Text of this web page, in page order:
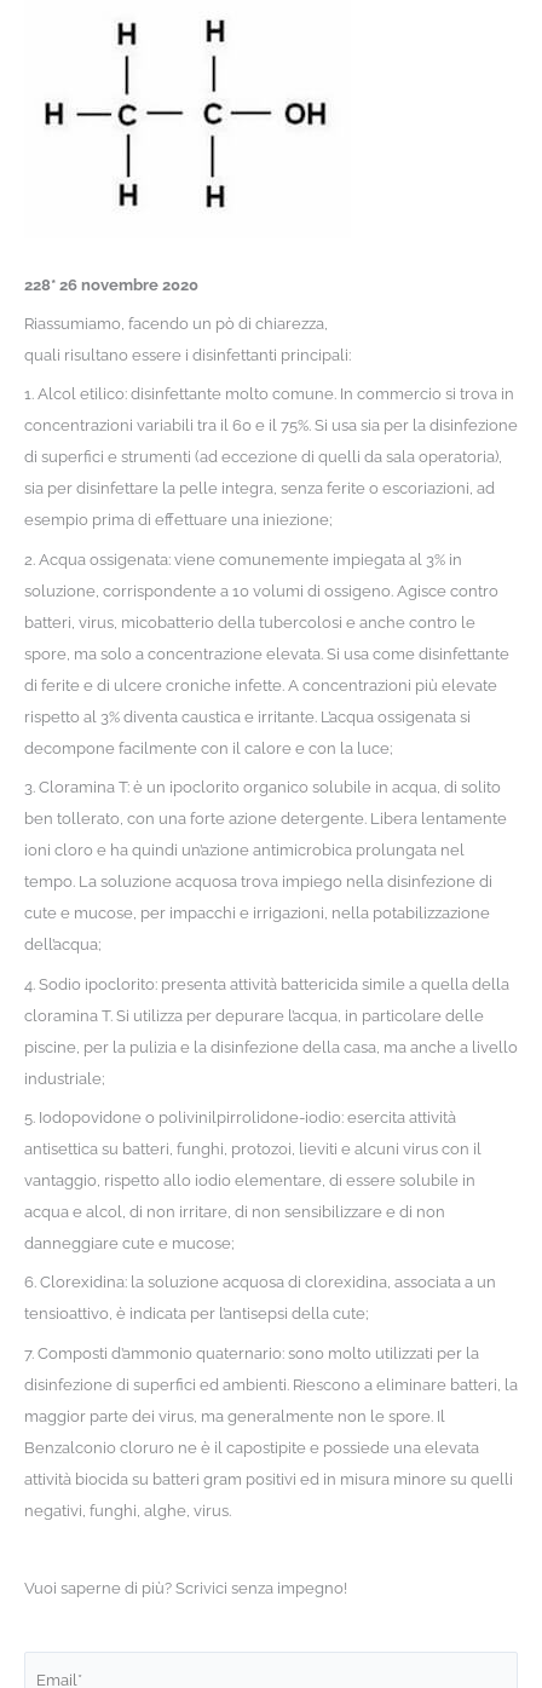
228* 26 novembre 2020
Riassumiamo, facendo un pò di chiarezza,
quali risultano essere i disinfettanti principali:
1. Alcol etilico: disinfettante molto comune. In commercio si trova in
concentrazioni variabili tra il 60 e il 75%. Si usa sia per la disinfezione
di superfici e strumenti (ad eccezione di quelli da sala operatoria),
sia per disinfettare la pelle integra, senza ferite o escoriazioni, ad
esempio prima di effettuare una iniezione;
2. Acqua ossigenata: viene comunemente impiegata al 3% in
soluzione, corrispondente a 10 volumi di ossigeno. Agisce contro
batteri, virus, micobatterio della tubercolosi e anche contro le
spore, ma solo a concentrazione elevata. Si usa come disinfettante
di ferite e di ulcere croniche infette. A concentrazioni più elevate
rispetto al 3% diventa caustica e irritante. L’acqua ossigenata si
decompone facilmente con il calore e con la luce;
3. Cloramina T: è un ipoclorito organico solubile in acqua, di solito
ben tollerato, con una forte azione detergente. Libera lentamente
ioni cloro e ha quindi un’azione antimicrobica prolungata nel
tempo. La soluzione acquosa trova impiego nella disinfezione di
cute e mucose, per impacchi e irrigazioni, nella potabilizzazione
dell’acqua;
4. Sodio ipoclorito: presenta attività battericida simile a quella della
cloramina T. Si utilizza per depurare l’acqua, in particolare delle
piscine, per la pulizia e la disinfezione della casa, ma anche a livello
industriale;
5. Iodopovidone o polivinilpirrolidone-iodio: esercita attività
antisettica su batteri, funghi, protozoi, lieviti e alcuni virus con il
vantaggio, rispetto allo iodio elementare, di essere solubile in
acqua e alcol, di non irritare, di non sensibilizzare e di non
danneggiare cute e mucose;
6. Clorexidina: la soluzione acquosa di clorexidina, associata a un
tensioattivo, è indicata per l’antisepsi della cute;
7. Composti d’ammonio quaternario: sono molto utilizzati per la
disinfezione di superfici ed ambienti. Riescono a eliminare batteri, la
maggior parte dei virus, ma generalmente non le spore. Il
Benzalconio cloruro ne è il capostipite e possiede una elevata
attività biocida su batteri gram positivi ed in misura minore su quelli
negativi, funghi, alghe, virus.
Vuoi saperne di più? Scrivici senza impegno!